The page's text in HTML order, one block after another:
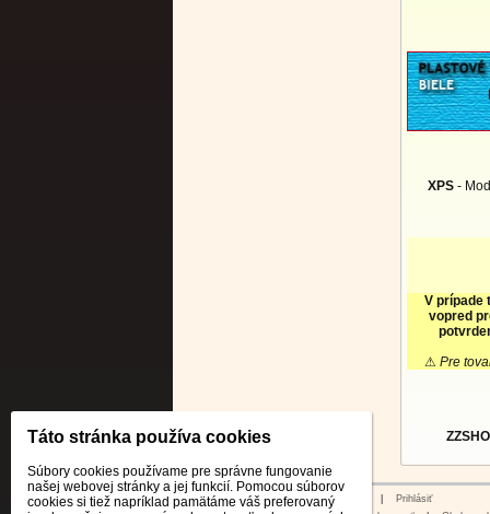
XPS -
V prípade
vopred
⚠ Pre
© 2026 WEXBO |www.wexbo.com
Prihlásiť
Táto stránka používa cookies
Súbory cookies používame pre správne fungovanie
našej webovej stránky a jej funkcií. Pomocou súborov
cookies si tiež napríklad pamätáme váš preferovaný